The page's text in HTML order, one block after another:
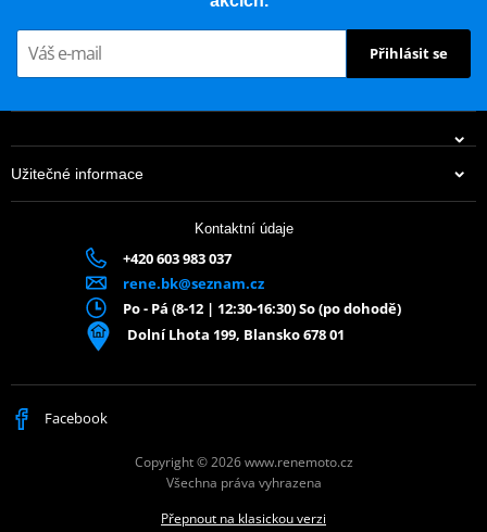
Přihlásit se
Užitečné informace
Kontaktní údaje
+420 603 983 037
rene.bk@seznam.cz
Po - Pá (8-12 | 12:30-16:30) So (po dohodě)
Dolní Lhota 199, Blansko 678 01
Facebook
Copyright © 2026 www.renemoto.cz
Všechna práva vyhrazena
Přepnout na klasickou verzi